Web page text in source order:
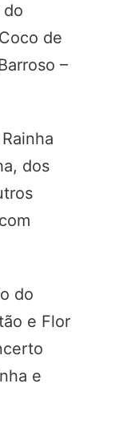
do
de
–
dos
do
e Flor
e